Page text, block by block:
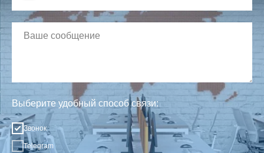
Выберите удобный способ связи:
Звонок
Telegram